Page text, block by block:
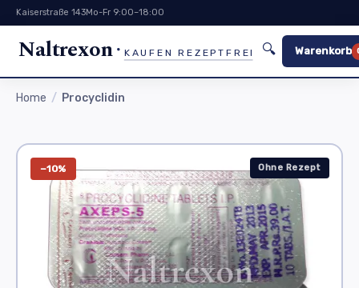
Kaiserstraße 143Mo-Fr 9:00–18:00
Naltrexon KAUFEN REZEPTFREI 🔍 Warenkorb
Home Procyclidin
−10% Ohne Rezept